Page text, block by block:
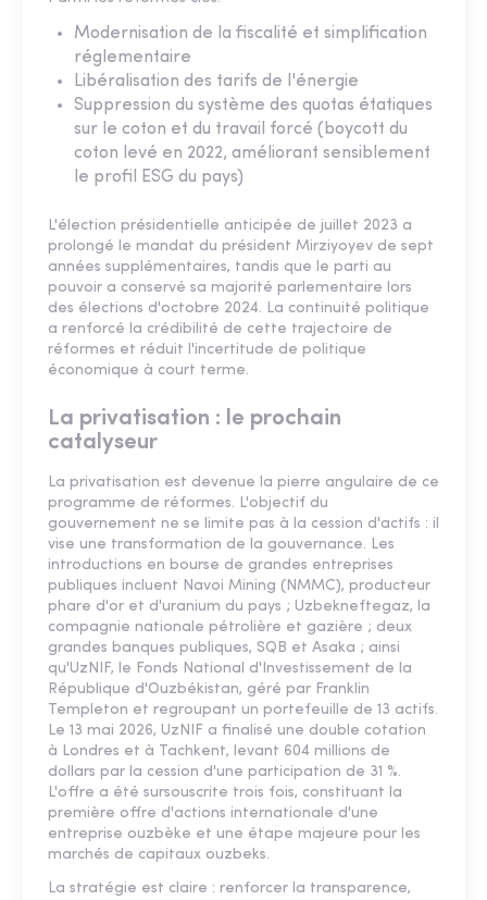
Modernisation de la fiscalité et simplification
réglementaire
Libéralisation des tarifs de l'énergie
Suppression du système des quotas étatiques
sur le coton et du travail forcé (boycott du
coton levé en 2022, améliorant sensiblement
le profil ESG du pays)
L'élection présidentielle anticipée de juillet 2023 a
prolongé le mandat du président Mirziyoyev de sept
années supplémentaires, tandis que le parti au
pouvoir a conservé sa majorité parlementaire lors
des élections d'octobre 2024. La continuité politique
a renforcé la crédibilité de cette trajectoire de
réformes et réduit l'incertitude de politique
économique à court terme.
La privatisation : le prochain
catalyseur
La privatisation est devenue la pierre angulaire de ce
programme de réformes. L'objectif du
gouvernement ne se limite pas à la cession d'actifs : il
vise une transformation de la gouvernance. Les
introductions en bourse de grandes entreprises
publiques incluent Navoi Mining (NMMC), producteur
phare d'or et d'uranium du pays ; Uzbekneftegaz, la
compagnie nationale pétrolière et gazière ; deux
grandes banques publiques, SQB et Asaka ; ainsi
qu'UzNIF, le Fonds National d'Investissement de la
République d'Ouzbékistan, géré par Franklin
Templeton et regroupant un portefeuille de 13 actifs.
Le 13 mai 2026, UzNIF a finalisé une double cotation
à Londres et à Tachkent, levant 604 millions de
dollars par la cession d'une participation de 31 %.
L'offre a été sursouscrite trois fois, constituant la
première offre d'actions internationale d'une
entreprise ouzbèke et une étape majeure pour les
marchés de capitaux ouzbeks.
La stratégie est claire : renforcer la transparence,